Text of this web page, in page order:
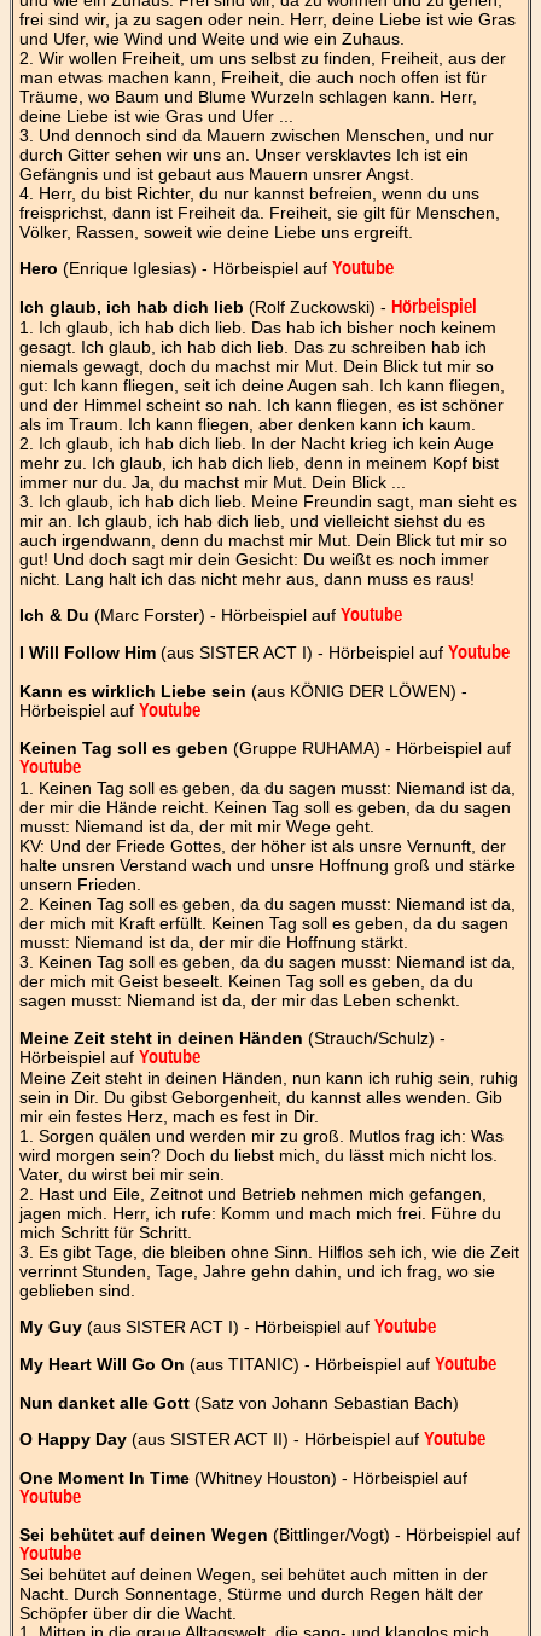
frei sind wir, ja zu sagen oder nein. Herr, deine Liebe ist wie Gras
und Ufer, wie Wind und Weite und wie ein Zuhaus.
2. Wir wollen Freiheit, um uns selbst zu finden, Freiheit, aus der
man etwas machen kann, Freiheit, die auch noch offen ist für
Träume, wo Baum und Blume Wurzeln schlagen kann. Herr,
deine Liebe ist wie Gras und Ufer ...
3. Und dennoch sind da Mauern zwischen Menschen, und nur
durch Gitter sehen wir uns an. Unser versklavtes Ich ist ein
Gefängnis und ist gebaut aus Mauern unsrer Angst.
4. Herr, du bist Richter, du nur kannst befreien, wenn du uns
freisprichst, dann ist Freiheit da. Freiheit, sie gilt für Menschen,
Völker, Rassen, soweit wie deine Liebe uns ergreift.
Hero (Enrique Iglesias) - Hörbeispiel auf Youtube
Ich glaub, ich hab dich lieb (Rolf Zuckowski) - Hörbeispiel
1. Ich glaub, ich hab dich lieb. Das hab ich bisher noch keinem
gesagt. Ich glaub, ich hab dich lieb. Das zu schreiben hab ich
niemals gewagt, doch du machst mir Mut. Dein Blick tut mir so
gut: Ich kann fliegen, seit ich deine Augen sah. Ich kann fliegen,
und der Himmel scheint so nah. Ich kann fliegen, es ist schöner
als im Traum. Ich kann fliegen, aber denken kann ich kaum.
2. Ich glaub, ich hab dich lieb. In der Nacht krieg ich kein Auge
mehr zu. Ich glaub, ich hab dich lieb, denn in meinem Kopf bist
immer nur du. Ja, du machst mir Mut. Dein Blick ...
3. Ich glaub, ich hab dich lieb. Meine Freundin sagt, man sieht es
mir an. Ich glaub, ich hab dich lieb, und vielleicht siehst du es
auch irgendwann, denn du machst mir Mut. Dein Blick tut mir so
gut! Und doch sagt mir dein Gesicht: Du weißt es noch immer
nicht. Lang halt ich das nicht mehr aus, dann muss es raus!
Ich & Du (Marc Forster) - Hörbeispiel auf Youtube
I Will Follow Him(aus SISTER ACT I) - Hörbeispiel auf Youtube
Kann es wirklich Liebe sein (aus KÖNIG DER LÖWEN) -
Hörbeispiel auf Youtube
Keinen Tag soll es geben (Gruppe RUHAMA) - Hörbeispiel auf
Youtube
1. Keinen Tag soll es geben, da du sagen musst: Niemand ist da,
der mir die Hände reicht. Keinen Tag soll es geben, da du sagen
musst: Niemand ist da, der mit mir Wege geht.
KV: Und der Friede Gottes, der höher ist als unsre Vernunft, der
halte unsren Verstand wach und unsre Hoffnung groß und stärke
unsern Frieden.
2. Keinen Tag soll es geben, da du sagen musst: Niemand ist da,
der mich mit Kraft erfüllt. Keinen Tag soll es geben, da du sagen
musst: Niemand ist da, der mir die Hoffnung stärkt.
3. Keinen Tag soll es geben, da du sagen musst: Niemand ist da,
der mich mit Geist beseelt. Keinen Tag soll es geben, da du
sagen musst: Niemand ist da, der mir das Leben schenkt.
Meine Zeit steht in deinen Händen (Strauch/Schulz) -
Hörbeispiel auf Youtube
Meine Zeit steht in deinen Händen, nun kann ich ruhig sein, ruhig
sein in Dir. Du gibst Geborgenheit, du kannst alles wenden. Gib
mir ein festes Herz, mach es fest in Dir.
1. Sorgen quälen und werden mir zu groß. Mutlos frag ich: Was
wird morgen sein? Doch du liebst mich, du lässt mich nicht los.
Vater, du wirst bei mir sein.
2. Hast und Eile, Zeitnot und Betrieb nehmen mich gefangen,
jagen mich. Herr, ich rufe: Komm und mach mich frei. Führe du
mich Schritt für Schritt.
3. Es gibt Tage, die bleiben ohne Sinn. Hilflos seh ich, wie die Zeit
verrinnt Stunden, Tage, Jahre gehn dahin, und ich frag, wo sie
geblieben sind.
My Guy(aus SISTER ACT I) - Hörbeispiel auf Youtube
My Heart Will Go On (aus TITANIC) - Hörbeispiel auf Youtube
Nun danket alle Gott(Satz von Johann Sebastian Bach)
O Happy Day(aus SISTER ACT II) - Hörbeispiel auf Youtube
One Moment In Time(Whitney Houston) - Hörbeispiel auf
Youtube
Sei behütet auf deinen Wegen (Bittlinger/Vogt) - Hörbeispiel auf
Youtube
Sei behütet auf deinen Wegen, sei behütet auch mitten in der
Nacht. Durch Sonnentage, Stürme und durch Regen hält der
Schöpfer über dir die Wacht.